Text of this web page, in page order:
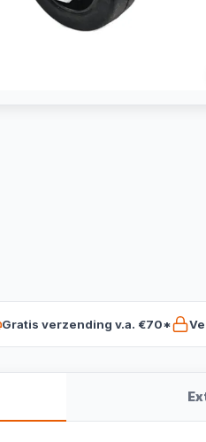
Gratis verzending v.a. €70*